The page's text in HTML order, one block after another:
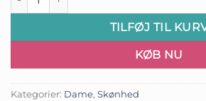
TILFØJ TIL
KØB NU
Kategorier: Dame, Skønhed